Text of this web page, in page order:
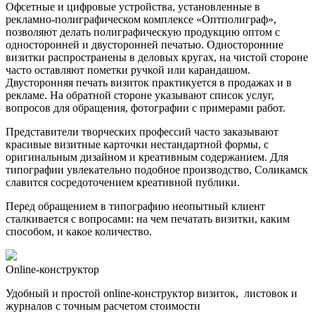
Офсетные и цифровые устройства, установленные в
рекламно-полиграфическом комплексе «Оптполиграф»,
позволяют делать полиграфическую продукцию оптом с
односторонней и двусторонней печатью. Односторонние
визитки распространены в деловых кругах, на чистой стороне
часто оставляют пометки ручкой или карандашом.
Двусторонняя печать визиток практикуется в продажах и в
рекламе. На обратной стороне указывают список услуг,
вопросов для обращения, фотографии с примерами работ.
Представители творческих профессий часто заказывают
красивые визитные карточки нестандартной формы, с
оригинальным дизайном и креативным содержанием. Для
типографии увлекательно подобное производство, Соликамск
славится сосредоточением креативной публики.
Перед обращением в типографию неопытный клиент
сталкивается с вопросами: на чем печатать визитки, каким
способом, и какое количество.
Online-конструктор
Удобный и простой online-конструктор визиток, листовок и
журналов с точным расчетом стоимости